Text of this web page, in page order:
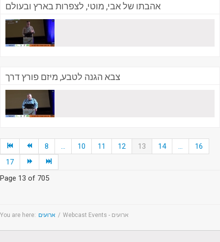
אהבתו של אבי, מוטי, לצפרות בארץ ובעולם
צבא הגנה לטבע, מיזם פורץ דרך
8 ... 10 11 12 13 14 ...
16
17
Page 13 of 705
You are here: ארועים / Webcast Events - ארועים